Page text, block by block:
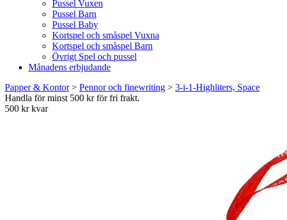
Pussel Vuxen
Pussel Barn
Pussel Baby
Kortspel och småspel Vuxna
Kortspel och småspel Barn
Övrigt Spel och pussel
Månadens erbjudande
Papper & Kontor> Pennor och finewriting > 3-i-1-Highliters, Space
Handla för minst 500 kr för fri frakt.
500 kr kvar